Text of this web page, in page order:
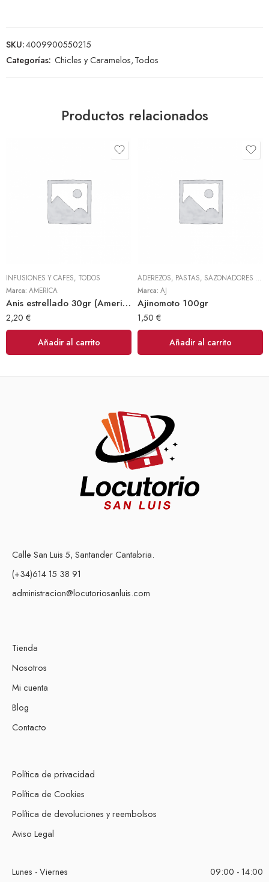
SKU:4009900550215
Categorías: Chicles y Caramelos,Todos
Productos relacionados
INFUSIONES Y CAFES, TODOS
Marca: AMERICA
Anis estrellado 30gr (America)
2,20 €
Añadir al carrito
ADEREZOS, PASTAS, SAZONADORES Y CONDIMENTOS
Marca: AJ
Ajinomoto 100gr
1,50 €
Añadir al carrito
Calle San Luis 5, Santander Cantabria.
(+34)614 15 38 91
administracion@locutoriosanluis.com
Tienda
Nosotros
Mi cuenta
Blog
Contacto
Política de privacidad
Política de Cookies
Política de devoluciones y reembolsos
Aviso Legal
Lunes - Viernes
09:00 - 14:00